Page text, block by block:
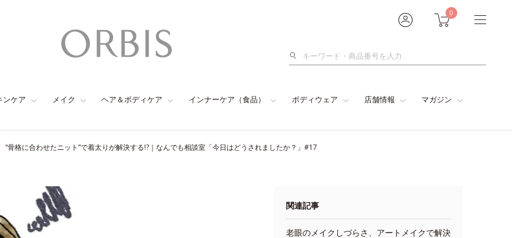
0
検
ンケア メイク ヘア＆ボディケア インナーケア（食品） ボディウェア 店舗情報 マガジン
“骨格に合わせたニット”で着太りが解決する!?｜なんでも相談室「今日はどうされましたか？」#17
関連記事
老眼のメイクしづらさ、アートメイクで解決